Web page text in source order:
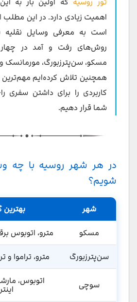
جابجایی با اتوبوس، ترولی‌بوس و
تاکسی در روسیه
تاکسی‌ اینترنتی در روسیه
حمل و نقل آبی و دریایی در روسیه
کروزهای رودخانه‌ای بین‌ شهری
قطار
نکات مهم استفاده از حمل و نقل
اپلیکیشن‌های ضروری
پرداخت هزینه حمل و نقل
ایمنی در حمل و نقل عمومی
اهمیت زیادی دارد. در این مطلب
است به معرفی وسایل نقلیه
روش‌های رفت و آمد در
مسکو، سن‌پترزبورگ، مورمانسک
همچنین تلاش کرده‌ایم
کاربردی را برای داشتن سفری
شما قرار دهیم.
در هر شهر روسیه با چه
شویم؟
شهر
بهترین
مسکو
مترو، اتوبوس
سن‌پترزبورگ
مترو، تراموا و
سوچی اتوبوس،